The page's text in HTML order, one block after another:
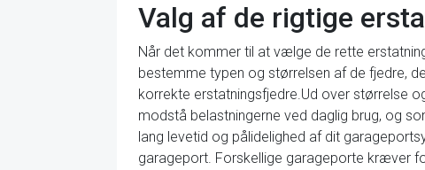
Valg af de rigtige
Når det kommer til at vælge de rette
bestemme typen og størrelsen af de fjedre,
korrekte erstatningsfjedre.Ud over størrelse
modstå belastningerne ved daglig brug, og
lang levetid og pålidelighed af dit
garageport. Forskellige garageporte kræver